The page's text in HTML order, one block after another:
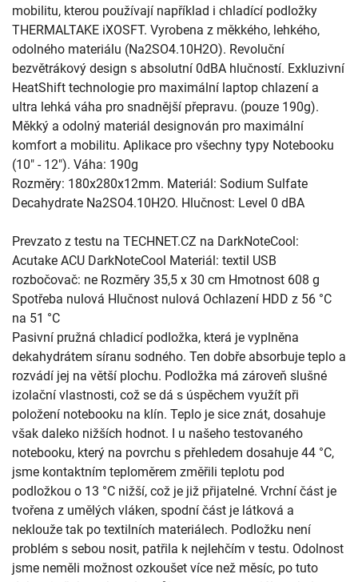
mobilitu, kterou používají například i chladící podložky
THERMALTAKE iXOSFT. Vyrobena z měkkého, lehkého,
odolného materiálu (Na2SO4.10H2O). Revoluční
bezvětrákový design s absolutní 0dBA hlučností. Exkluzivní
HeatShift technologie pro maximální laptop chlazení a
ultra lehká váha pro snadnější přepravu. (pouze 190g).
Měkký a odolný materiál designován pro maximální
komfort a mobilitu. Aplikace pro všechny typy Notebooku
(10" - 12"). Váha: 190g
Rozměry: 180x280x12mm. Materiál: Sodium Sulfate
Decahydrate Na2SO4.10H2O. Hlučnost: Level 0 dBA
Prevzato z testu na TECHNET.CZ na DarkNoteCool:
Acutake ACU DarkNoteCool Materiál: textil USB
rozbočovač: ne Rozměry 35,5 x 30 cm Hmotnost 608 g
Spotřeba nulová Hlučnost nulová Ochlazení HDD z 56 °C
na 51 °C
Pasivní pružná chladicí podložka, která je vyplněna
dekahydrátem síranu sodného. Ten dobře absorbuje teplo a
rozvádí jej na větší plochu. Podložka má zároveň slušné
izolační vlastnosti, což se dá s úspěchem využít při
položení notebooku na klín. Teplo je sice znát, dosahuje
však daleko nižších hodnot. I u našeho testovaného
notebooku, který na povrchu s přehledem dosahuje 44 °C,
jsme kontaktním teploměrem změřili teplotu pod
podložkou o 13 °C nižší, což je již přijatelné. Vrchní část je
tvořena z umělých vláken, spodní část je látková a
neklouže tak po textilních materiálech. Podložku není
problém s sebou nosit, patřila k nejlehčím v testu. Odolnost
jsme neměli možnost ozkoušet více než měsíc, po tuto